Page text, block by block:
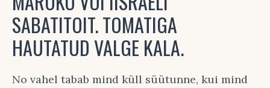
SABATITOIT. TOMATIGA
HAUTATUD VALGE KALA.
No vahel tabab mind küll süütunne, kui mind